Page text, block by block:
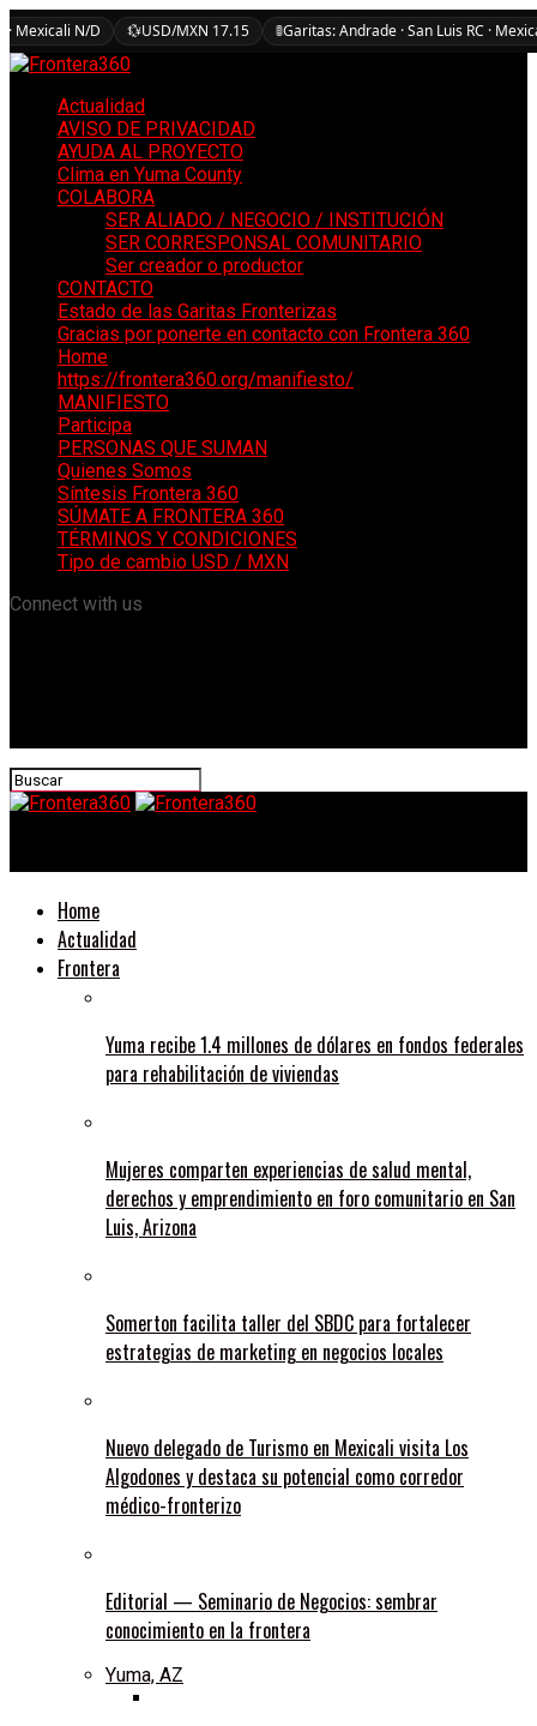
· Mexicali N/D 💱USD/MXN 17.15 🚦Garitas: Andrade · San Luis RC ·
Actualidad
AVISO DE PRIVACIDAD
AYUDA AL PROYECTO
Clima en Yuma County
COLABORA
SER ALIADO / NEGOCIO / INSTITUCIÓN
SER CORRESPONSAL COMUNITARIO
Ser creador o productor
CONTACTO
Estado de las Garitas Fronterizas
Gracias por ponerte en contacto con Frontera 360
Home
https://frontera360.org/manifiesto/
MANIFIESTO
Participa
PERSONAS QUE SUMAN
Quienes Somos
Síntesis Frontera 360
SÚMATE A FRONTERA 360
TÉRMINOS Y CONDICIONES
Tipo de cambio USD / MXN
Connect with us
Home
Actualidad
Frontera
Yuma recibe 1.4 millones de dólares en fondos federales
para rehabilitación de viviendas
Mujeres comparten experiencias de salud mental,
derechos y emprendimiento en foro comunitario en San
Luis, Arizona
Somerton facilita taller del SBDC para fortalecer
estrategias de marketing en negocios locales
Nuevo delegado de Turismo en Mexicali visita Los
Algodones y destaca su potencial como corredor
médico-fronterizo
Editorial — Seminario de Negocios: sembrar
conocimiento en la frontera
Yuma, AZ